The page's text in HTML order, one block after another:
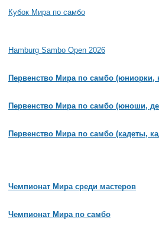
Кубок Мира по самбо
Hamburg Sambo Open 2026
Первенство Мира по самбо
Первенство Мира по самбо (юноши,
Первенство Мира по самбо (кадеты,
Чемпионат Мира среди мастеров
Чемпионат Мира по самбо